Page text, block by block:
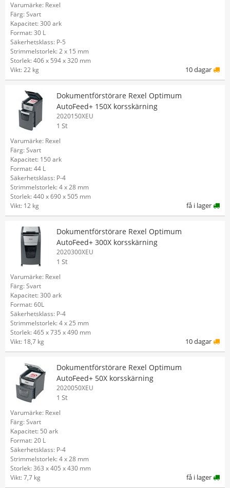
Varumärke: Rexel
Färg: Svart
Kapacitet: 300 ark
Format: 30 L
Säkerhetsklass: P-5
Strimmelstorlek: 2 x 15 mm
Storlek: 406 x 594 x 320 mm
Vikt: 22 kg
10 dagar
Dokumentförstörare Rexel Optimum
AutoFeed+ 150X korsskärning
2020150XEU
1 St
Varumärke: Rexel
Färg: Svart
Kapacitet: 150 ark
Format: 44 L
Säkerhetsklass: P-4
Strimmelstorlek: 4 x 28 mm
Storlek: 440 x 690 x 505 mm
Vikt: 12 kg
få i lager
Dokumentförstörare Rexel Optimum
AutoFeed+ 300X korsskärning
2020300XEU
1 St
Varumärke: Rexel
Färg: Svart
Kapacitet: 300 ark
Format: 60L
Säkerhetsklass: P-4
Strimmelstorlek: 4 x 25 mm
Storlek: 465 x 735 x 490 mm
Vikt: 18,7 kg
10 dagar
Dokumentförstörare Rexel Optimum
AutoFeed+ 50X korsskärning
2020050XEU
1 St
Varumärke: Rexel
Färg: Svart
Kapacitet: 50 ark
Format: 20 L
Säkerhetsklass: P-4
Strimmelstorlek: 4 x 28 mm
Storlek: 363 x 405 x 430 mm
Vikt: 7,7 kg
få i lager